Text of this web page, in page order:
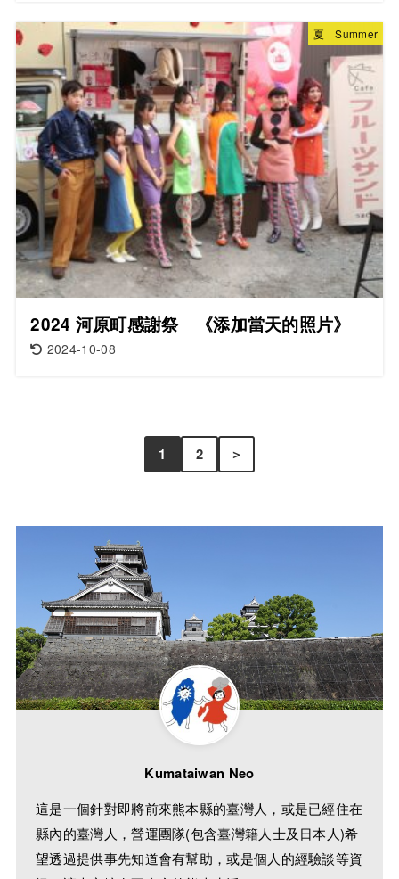
夏 Summer
2024 河原町感謝祭 《添加當天的照片》
2024-10-08
1 2 ＞
Kumataiwan Neo
這是一個針對即將前來熊本縣的臺灣人，或是已經住在
縣內的臺灣人，營運團隊(包含臺灣籍人士及日本人)希
望透過提供事先知道會有幫助，或是個人的經驗談等資